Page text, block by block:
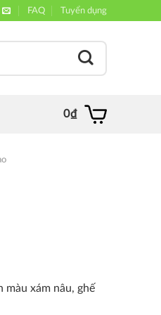
FAQ Tuyển dụng
0₫
màu xám nâu, ghế